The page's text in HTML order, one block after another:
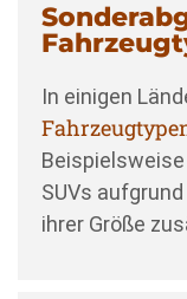
In einigen
SUVs
ihrer Größe